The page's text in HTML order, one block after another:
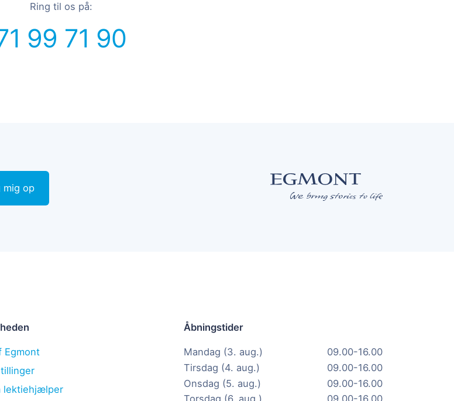
Ring til os på:
99 71 90
mig op
Egmont
lektiehjælper
Åbningstider
Mandag (3. aug.)
09.00-16.00
Tirsdag (4. aug.)
09.00-16.00
Onsdag (5. aug.)
09.00-16.00